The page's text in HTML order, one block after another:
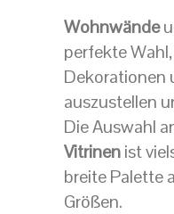
Wohnwände
perfekte
Dekorationen
auszustellen
Die Auswahl
Vitrinenist
breite Palette
Größen.